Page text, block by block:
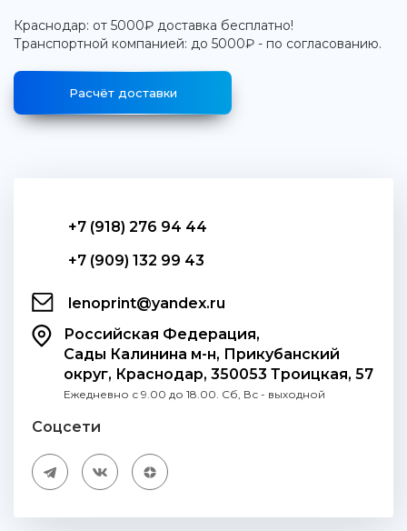
Краснодар: от 5000₽ доставка бесплатно!
Транспортной компанией: до 5000₽ - по согласованию.
Расчёт доставки
+7 (918) 276 94 44
+7 (909) 132 99 43
lenoprint@yandex.ru
Российская Федерация,
Сады Калинина м-н, Прикубанский
округ, Краснодар, 350053 Троицкая, 57
Ежедневно с 9.00 до 18.00. Сб, Вс - выходной
Соцсети